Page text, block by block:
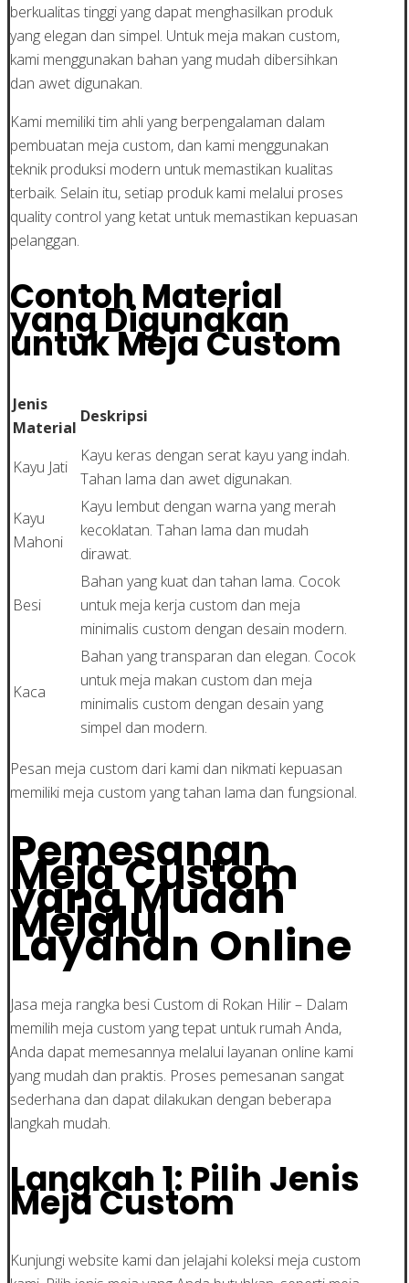
berkualitas tinggi yang dapat menghasilkan produk
yang elegan dan simpel. Untuk meja makan custom,
kami menggunakan bahan yang mudah dibersihkan
dan awet digunakan.
Kami memiliki tim ahli yang berpengalaman dalam
pembuatan meja custom, dan kami menggunakan
teknik produksi modern untuk memastikan kualitas
terbaik. Selain itu, setiap produk kami melalui proses
quality control yang ketat untuk memastikan kepuasan
pelanggan.
Contoh Material
yang Digunakan
untuk Meja Custom
Jenis
Material
Deskripsi
Kayu Jati
Kayu keras dengan serat kayu yang indah.
Tahan lama dan awet digunakan.
Kayu
Mahoni
Kayu lembut dengan warna yang merah
kecoklatan. Tahan lama dan mudah
dirawat.
Besi
Bahan yang kuat dan tahan lama. Cocok
untuk meja kerja custom dan meja
minimalis custom dengan desain modern.
Kaca
Bahan yang transparan dan elegan. Cocok
untuk meja makan custom dan meja
minimalis custom dengan desain yang
simpel dan modern.
Pesan meja custom dari kami dan nikmati kepuasan
memiliki meja custom yang tahan lama dan fungsional.
Pemesanan
Meja Custom
yang Mudah
Melalui
Layanan Online
Jasa meja rangka besi Custom di Rokan Hilir – Dalam
memilih meja custom yang tepat untuk rumah Anda,
Anda dapat memesannya melalui layanan online kami
yang mudah dan praktis. Proses pemesanan sangat
sederhana dan dapat dilakukan dengan beberapa
langkah mudah.
Langkah 1: Pilih Jenis
Meja Custom
Kunjungi website kami dan jelajahi koleksi meja custom